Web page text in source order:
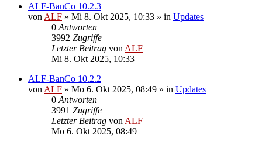
ALF-BanCo 10.2.3
von ALF » Mi 8. Okt 2025, 10:33 » in Updates
0 Antworten
3992 Zugriffe
Letzter Beitrag von ALF
Mi 8. Okt 2025, 10:33
ALF-BanCo 10.2.2
von ALF » Mo 6. Okt 2025, 08:49 » in Updates
0 Antworten
3991 Zugriffe
Letzter Beitrag von ALF
Mo 6. Okt 2025, 08:49